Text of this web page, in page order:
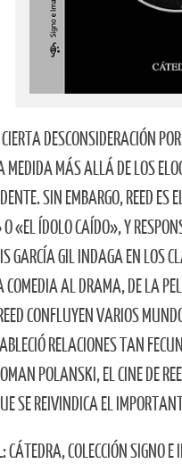
DESCONSIDERACIÓN
MÁS ALLÁ DE LOS
SIN EMBARGO, REED
«EL ÍDOLO CAÍDO», Y
GARCÍA GIL IN­DAGA EN LOS
COMEDIA AL DRAMA, DE LA
CONFLUYEN VARIOS
RELACIONES TAN
POLANSKI, EL CINE DE
SE REIVINDICA EL
: CÁTEDRA, COLECCIÓN SIGNO